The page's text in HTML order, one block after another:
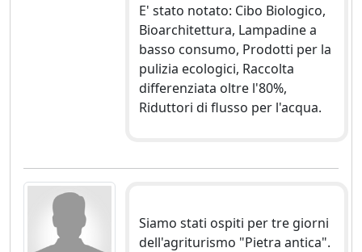
E' stato notato: Cibo Biologico,
Bioarchitettura, Lampadine a
basso consumo, Prodotti per la
pulizia ecologici, Raccolta
differenziata oltre l'80%,
Riduttori di flusso per l'acqua.
Siamo stati ospiti per tre giorni
dell'agriturismo "Pietra antica".